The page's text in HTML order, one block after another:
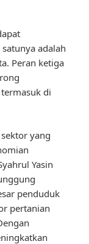
adalah
Peran ketiga
di
yang
Yasin
penduduk
pertanian